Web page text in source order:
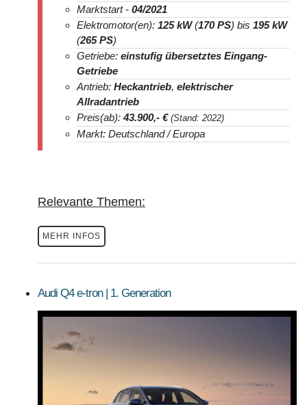
Marktstart - 04/2021
Elektromotor(en): 125 kW(170 PS) bis 195 kW
(265 PS)
Getriebe: einstufig übersetztes Eingang-
Getriebe
Antrieb: Heckantrieb, elektrischer
Allradantrieb
Preis(ab):43.900,- € (Stand: 2022)
Markt: Deutschland / Europa
Relevante Themen:
MEHR INFOS
Audi Q4 e-tron | 1. Generation